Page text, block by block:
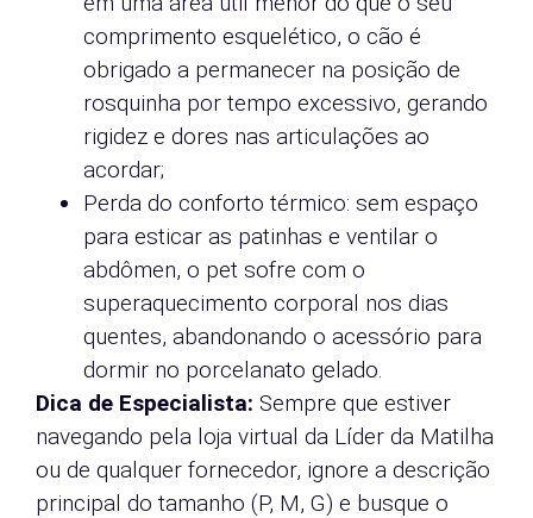
comprimento esquelético, o cão é
obrigado a permanecer na posição de
rosquinha por tempo excessivo, gerando
rigidez e dores nas articulações ao
acordar;
Perda do conforto térmico: sem espaço
para esticar as patinhas e ventilar o
abdômen, o pet sofre com o
superaquecimento corporal nos dias
quentes, abandonando o acessório para
dormir no porcelanato gelado.
Dica de Especialista: Sempre que estiver
navegando pela loja virtual da Líder da Matilha
ou de qualquer fornecedor, ignore a descrição
principal do tamanho (P, M, G) e busque o